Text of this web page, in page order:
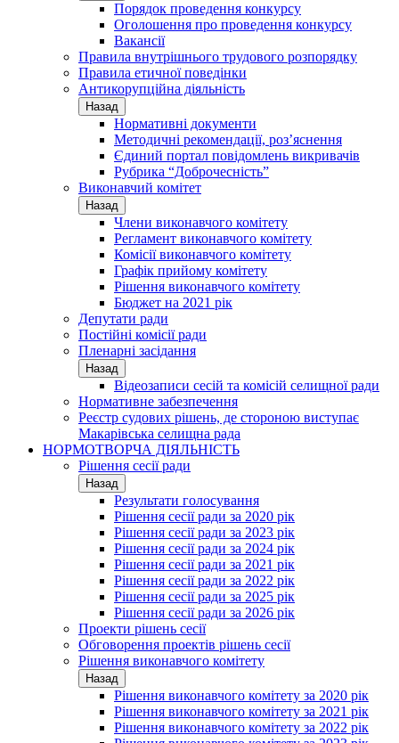
Порядок проведення конкурсу
Оголошення про проведення конкурсу
Вакансії
Правила внутрішнього трудового розпорядку
Правила етичної поведінки
Антикорупційна діяльність
Назад
Нормативні документи
Методичні рекомендації, роз’яснення
Єдиний портал повідомлень викривачів
Рубрика “Доброчесність”
Виконавчий комітет
Назад
Члени виконавчого комітету
Регламент виконавчого комітету
Комісії виконавчого комітету
Графік прийому комітету
Рішення виконавчого комітету
Бюджет на 2021 рік
Депутати ради
Постійні комісії ради
Пленарні засідання
Назад
Відеозаписи сесій та комісій селищної ради
Нормативне забезпечення
Реєстр судових рішень, де стороною виступає
Макарівська селищна рада
НОРМОТВОРЧА ДІЯЛЬНІСТЬ
Рішення сесії ради
Назад
Результати голосування
Рішення сесії ради за 2020 рік
Рішення сесії ради за 2023 рік
Рішення сесії ради за 2024 рік
Рішення сесії ради за 2021 рік
Рішення сесії ради за 2022 рік
Рішення сесії ради за 2025 рік
Рішення сесії ради за 2026 рік
Проекти рішень сесії
Обговорення проектів рішень сесії
Рішення виконавчого комітету
Назад
Рішення виконавчого комітету за 2020 рік
Рішення виконавчого комітету за 2021 рік
Рішення виконавчого комітету за 2022 рік